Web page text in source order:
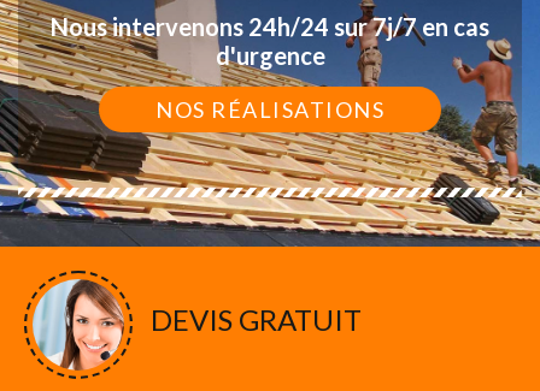
Nous intervenons 24h/24 sur 7j/7 en cas
d'urgence
NOS RÉALISATIONS
DEVIS GRATUIT